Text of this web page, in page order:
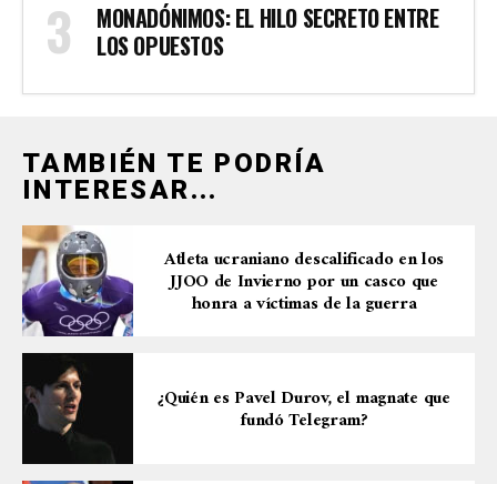
MONADÓNIMOS: EL HILO SECRETO ENTRE
LOS OPUESTOS
TAMBIÉN TE PODRÍA
INTERESAR...
Atleta ucraniano descalificado en los
JJOO de Invierno por un casco que
honra a víctimas de la guerra
¿Quién es Pavel Durov, el magnate que
fundó Telegram?